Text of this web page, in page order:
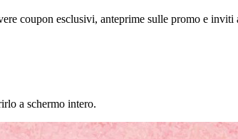
coupon esclusivi, anteprime sulle promo e
a schermo intero.